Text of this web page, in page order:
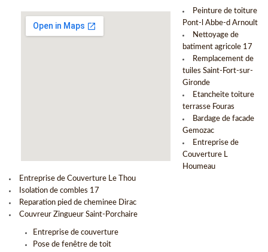
Peinture de toiture
Pont-l Abbe-d Arnoult
Nettoyage de
batiment agricole 17
Remplacement de
tuiles Saint-Fort-sur-
Gironde
Etancheite toiture
terrasse Fouras
Bardage de facade
Gemozac
Entreprise de
Couverture L
Houmeau
Entreprise de Couverture Le Thou
Isolation de combles 17
Reparation pied de cheminee Dirac
Couvreur Zingueur Saint-Porchaire
Entreprise de couverture
Pose de fenêtre de toit